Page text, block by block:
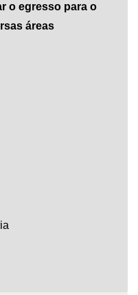
o egresso para o
áreas